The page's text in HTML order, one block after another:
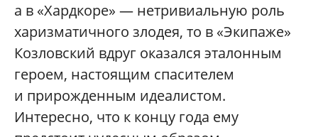
а в «Хардкоре» — нетривиальную роль
харизматичного злодея, то в «Экипаже»
Козловский вдруг оказался эталонным
героем, настоящим спасителем
и прирожденным идеалистом.
Интересно, что к концу года ему